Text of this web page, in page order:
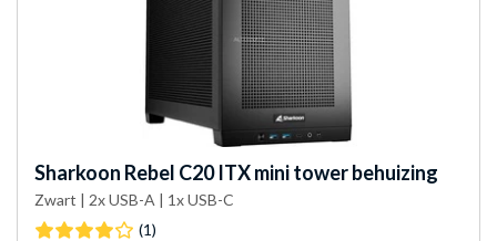
Sharkoon Rebel C20 ITX mini tower behuizing
Zwart | 2x USB-A | 1x USB-C
(1)